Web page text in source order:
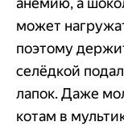
может
поэтому
селёдкой
лапок. Даже
котам в